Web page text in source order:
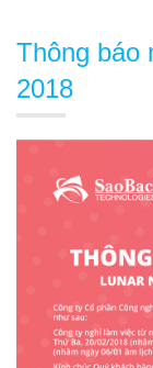
Thông báo
2018